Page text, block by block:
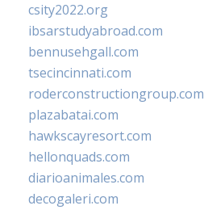
csity2022.org
ibsarstudyabroad.com
bennusehgall.com
tsecincinnati.com
roderconstructiongroup.com
plazabatai.com
hawkscayresort.com
hellonquads.com
diarioanimales.com
decogaleri.com